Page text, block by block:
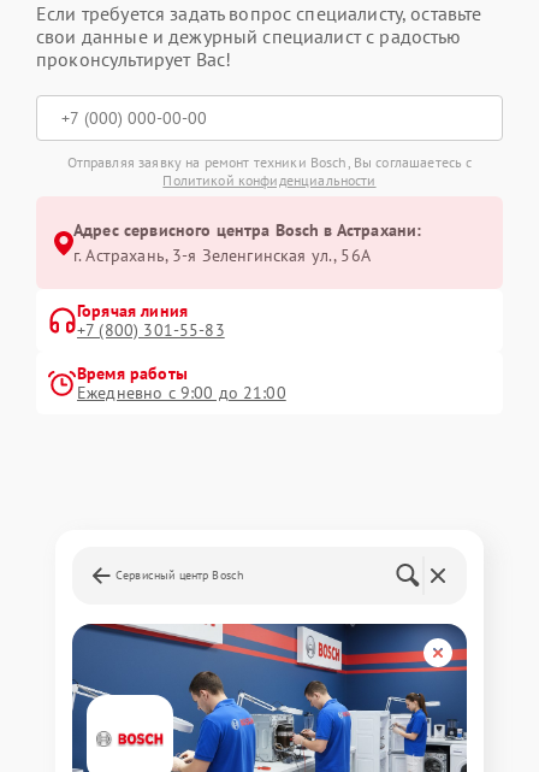
Если требуется задать вопрос специалисту, оставьте
свои данные и дежурный специалист с радостью
проконсультирует Вас!
Отправляя заявку на ремонт техники Bosch, Вы соглашаетесь с
Политикой конфиденциальности
Адрес сервисного центра Bosch в Астрахани:
г. Астрахань, 3-я Зеленгинская ул., 56А
Горячая линия
+7 (800) 301-55-83
Время работы
Ежедневно с 9:00 до 21:00
Сервисный центр Bosch